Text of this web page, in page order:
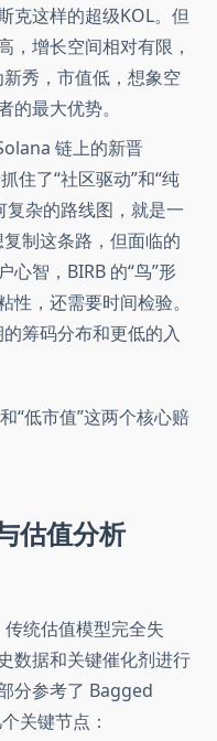
克这样的超级KOL。但
，增长空间相对有限，
秀，市值低，想象空
的最大优势。
链上的新晋
住了“社区驱动”和“纯
杂的路线图，就是一
制这条路，但面临的
心智，BIRB 的“鸟”形
，还需要时间检验。
筹码分布和更低的入
“低市值”这两个核心赔
估值分析
统估值模型完全失
数据和关键催化剂进行
分参考了 Bagged
关键节点：